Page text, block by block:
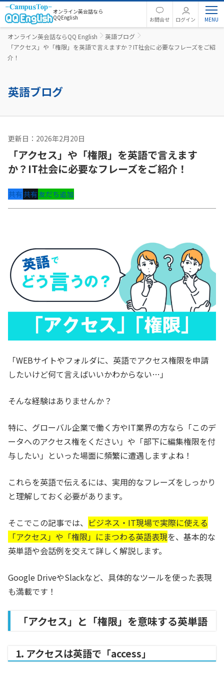
オンライン英会話なら
QQEnglish
お問合せ ログイン
オンライン英会話ならQQ English
英語ブログ
「アクセス」や「権限」を英語で言えますか？IT社会に必要なフレーズをご紹
介！
英語ブログ
更新日：2026年2月20日
「アクセス」や「権限」を英語で言えます
か？IT社会に必要なフレーズをご紹介！
共有共有友だち追加
「WEBサイトやフォルダに、英語でアクセス権限を申請
したいけど何て言えばいいかわからない…」
そんな経験はありませんか？
特に、グローバル企業で働く方やIT業界の方なら「このデ
ータへのアクセス権をください」や「部下に編集権限を付
与したい」といった場面に頻繁に遭遇しますよね！
これらを英語で伝えるには、実用的なフレーズをしっかり
と理解しておく必要があります。
そこでこの記事では、 ビジネス・IT現場で実際に使える
「アクセス」や「権限」にまつわる英語表現を、基本的な
英単語や会話例を交えて詳しく解説します。
Google DriveやSlackなど、具体的なツールを使った表現
も満載です！
「アクセス」と「権限」を意味する英単語
1. アクセスは英語で「access」